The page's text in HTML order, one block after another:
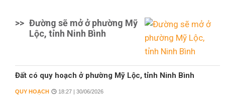
>> Đường sẽ mở ở phường Mỹ
Lộc, tỉnh Ninh Bình
Đất có quy hoạch ở phường Mỹ Lộc, tỉnh Ninh Bình
QUY HOẠCH 18:27 | 30/06/2026